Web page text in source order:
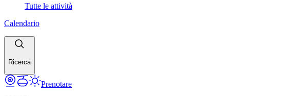
Tutte le attività
Calendario
Ricerca
Prenotare